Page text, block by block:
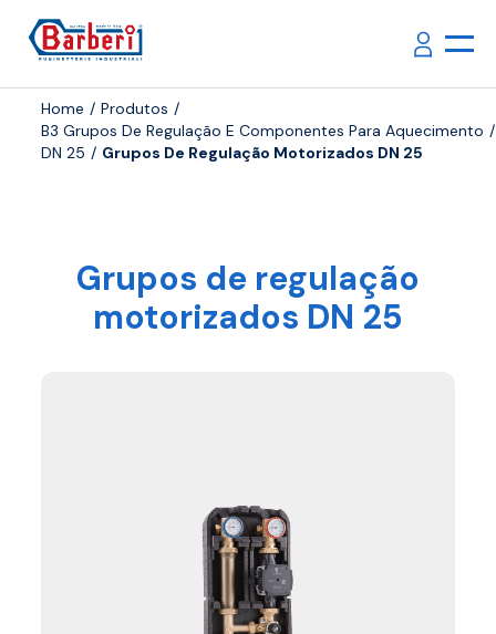
Home
Produtos
B3 Grupos De Regulação E Componentes Para Aquecimento
DN 25
Grupos De Regulação Motorizados DN 25
Grupos de regulação
motorizados DN 25